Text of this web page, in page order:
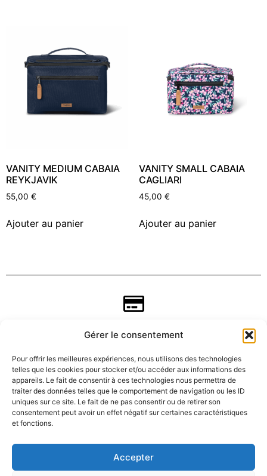
Gérer le consentement
Pour offrir les meilleures expériences, nous utilisons des technologies
telles que les cookies pour stocker et/ou accéder aux informations des
appareils. Le fait de consentir à ces technologies nous permettra de
traiter des données telles que le comportement de navigation ou les ID
uniques sur ce site. Le fait de ne pas consentir ou de retirer son
consentement peut avoir un effet négatif sur certaines caractéristiques
et fonctions.
Accepter
VANITY MEDIUM CABAIA
REYKJAVIK
55,00 €
Ajouter au panier
VANITY SMALL CABAIA
CAGLIARI
45,00 €
Ajouter au panier
CGV